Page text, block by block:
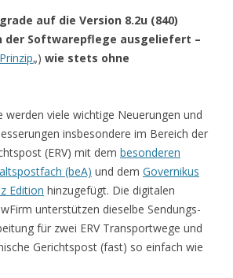
auf die Version 8.2u (840)
der Softwarepflege ausgeliefert –
„) wie stets ohne
werden viele wichtige Neuerungen und
insbesondere im Bereich der
(ERV) mit dem besonderen
(beA) und dem Governikus
Edition hinzugefügt. Die digitalen
unterstützen dieselbe Sendungs-
für zwei ERV Transportwege und
Gerichtspost (fast) so einfach wie